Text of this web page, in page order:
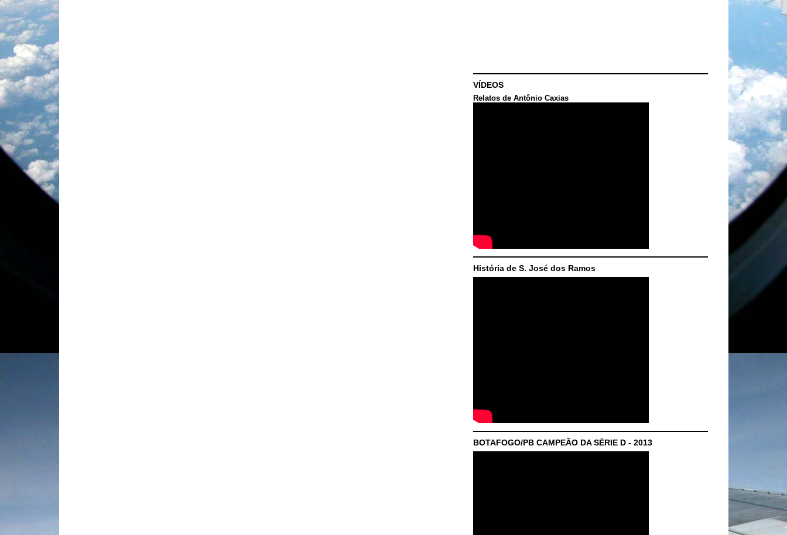
VÍDEOS
Relatos de Antônio Caxias
História de S. José dos Ramos
BOTAFOGO/PB CAMPEÃO DA SÉRIE D - 2013